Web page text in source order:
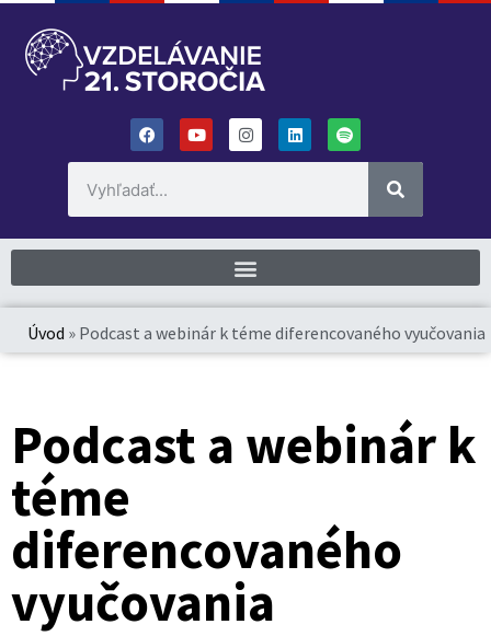
Úvod » Podcast a webinár k téme diferencovaného vyučovania
Podcast a webinár k
téme
diferencovaného
vyučovania